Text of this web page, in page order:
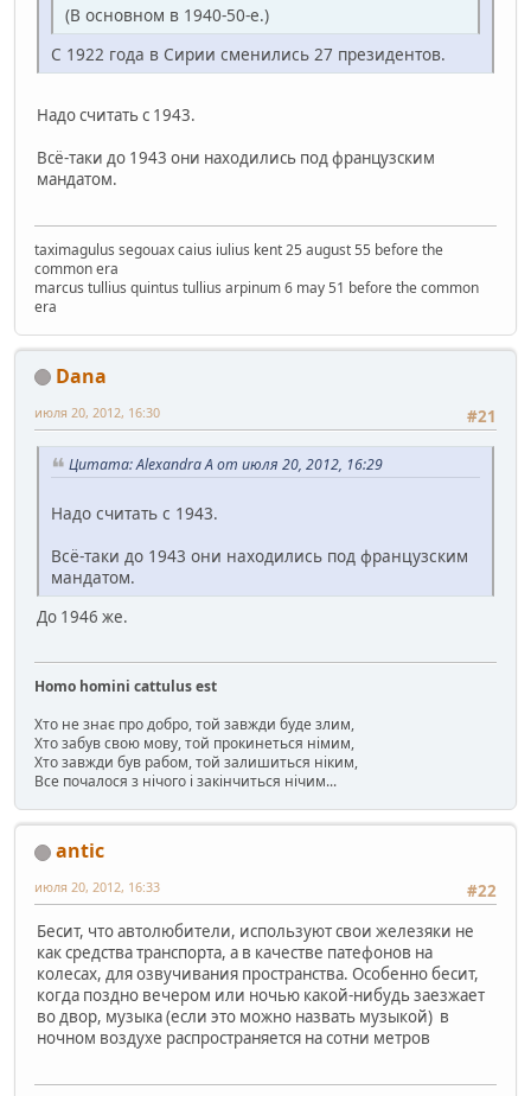
(В основном в 1940-50-е.)
C 1922 года в Сирии сменились 27 президентов.
Надо считать с 1943.
Всё-таки до 1943 они находились под французским
мандатом.
taximagulus segouax caius iulius kent 25 august 55 before the
common era
marcus tullius quintus tullius arpinum 6 may 51 before the common
era
Dana
#21
июля 20, 2012, 16:30
Цитата: Alexandra A от июля 20, 2012, 16:29
Надо считать с 1943.
Всё-таки до 1943 они находились под французским
мандатом.
До 1946 же.
Homo homini cattulus est
Хто не знає про добро, той завжди буде злим,
Хто забув свою мову, той прокинеться німим,
Хто завжди був рабом, той залишиться ніким,
Все почалося з нічого і закінчиться нічим...
antic
#22
июля 20, 2012, 16:33
Бесит, что автолюбители, используют свои железяки не
как средства транспорта, а в качестве патефонов на
колесах, для озвучивания пространства. Особенно бесит,
когда поздно вечером или ночью какой-нибудь заезжает
во двор, музыка (если это можно назвать музыкой) в
ночном воздухе распространяется на сотни метров